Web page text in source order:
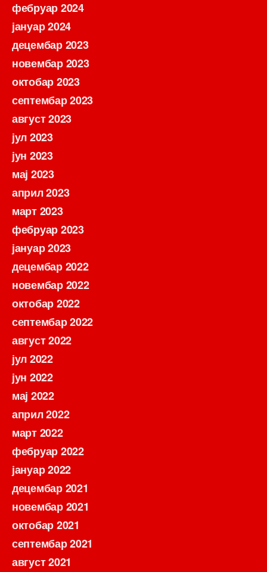
фебруар 2024
јануар 2024
децембар 2023
новембар 2023
октобар 2023
септембар 2023
август 2023
јул 2023
јун 2023
мај 2023
април 2023
март 2023
фебруар 2023
јануар 2023
децембар 2022
новембар 2022
октобар 2022
септембар 2022
август 2022
јул 2022
јун 2022
мај 2022
април 2022
март 2022
фебруар 2022
јануар 2022
децембар 2021
новембар 2021
октобар 2021
септембар 2021
август 2021